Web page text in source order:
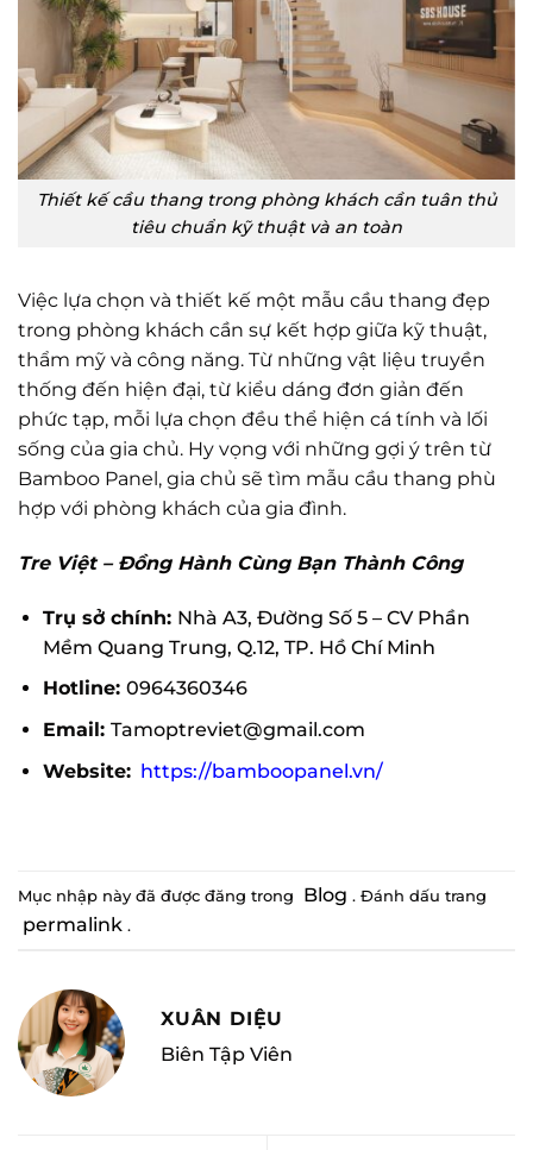
Thiết kế cầu thang trong phòng khách cần tuân thủ
tiêu chuẩn kỹ thuật và an toàn
Việc lựa chọn và thiết kế một mẫu cầu thang đẹp
trong phòng khách cần sự kết hợp giữa kỹ thuật,
thẩm mỹ và công năng. Từ những vật liệu truyền
thống đến hiện đại, từ kiểu dáng đơn giản đến
phức tạp, mỗi lựa chọn đều thể hiện cá tính và lối
sống của gia chủ. Hy vọng với những gợi ý trên từ
Bamboo Panel, gia chủ sẽ tìm mẫu cầu thang phù
hợp với phòng khách của gia đình.
Tre Việt – Đồng Hành Cùng Bạn Thành Công
Trụ sở chính: Nhà A3, Đường Số 5 – CV Phần
Mềm Quang Trung, Q.12, TP. Hồ Chí Minh
Hotline: 0964360346
Email: Tamoptreviet@gmail.com
Website: https://bamboopanel.vn/
Mục nhập này đã được đăng trong Blog . Đánh dấu trang
permalink .
XUÂN DIỆU
Biên Tập Viên